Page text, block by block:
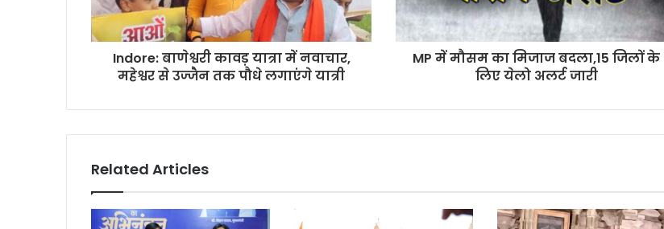
Indore: बाणेश्वरी कावड़ यात्रा में नवाचार,
महेश्वर से उज्जैन तक पौधे लगाएंगे यात्री
MP में मौसम का मिजाज बदला,15 जिलों के
लिए येलो अलर्ट जारी
Related Articles